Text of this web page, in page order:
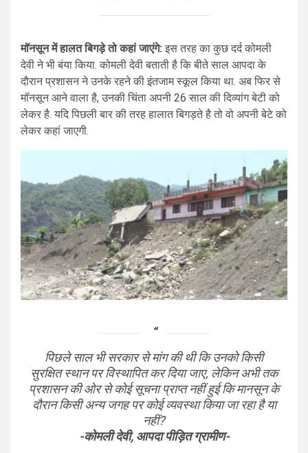
मॉनसून में हालत बिगड़े तो कहां जाएंगे: इस तरह का कुछ दर्द कोमली
देवी ने भी बंया किया. कोमली देवी बताती है कि बीते साल आपदा के
दौरान प्रशासन ने उनके रहने की इंतजाम स्कूल किया था. अब फिर से
मॉनसून आने वाला है, उनकी चिंता अपनी 26 साल की दिव्यांग बेटी को
लेकर है. यदि पिछली बार की तरह हालात बिगड़ते है तो वो अपनी बेटे को
लेकर कहां जाएगी.
पिछले साल भी सरकार से मांग की थी कि उनको किसी
सुरक्षित स्थान पर विस्थापित कर दिया जाए, लेकिन अभी तक
प्रशासन की ओर से कोई सूचना प्राप्त नहीं हुई कि मानसून के
दौरान किसी अन्य जगह पर कोई व्यवस्था किया जा रहा है या
नहीं?
-कोमली देवी, आपदा पीड़ित ग्रामीण-